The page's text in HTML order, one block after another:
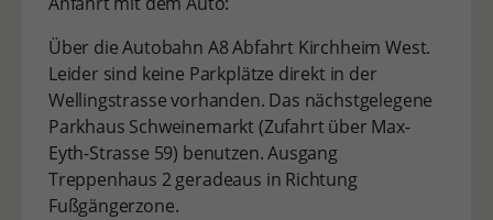
Über die Autobahn A8 Abfahrt Kirchheim West.
Leider sind keine Parkplätze direkt in der
Wellingstrasse vorhanden. Das nächstgelegene
Parkhaus Schweinemarkt (Zufahrt über Max-
Eyth-Strasse 59) benutzen. Ausgang
Treppenhaus 2 geradeaus in Richtung
Fußgängerzone.